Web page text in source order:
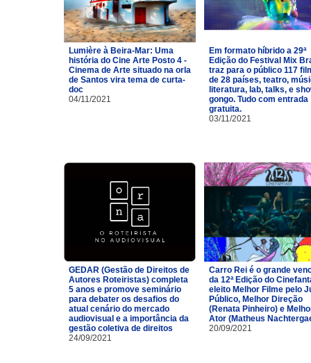
Lumière à Beira-Mar: Uma
história do Cine Arte Posto 4 -
Cinema de Arte situado na orla
de Santos vira tema de curta-
doc
04/11/2021
Em formato híbrido a 29ª
Edição do Festival Mix
traz para o público 117
de 28 países, teatro,
literatura, lab, talks, e
gongo. Tudo com entrada
gratuita.
03/11/2021
GEDAR (Gestão de Direitos de
Autores Roteiristas) completa
5 anos e promove seminário
para debater os desafios do
atual cenário do mercado
audiovisual e a importância da
gestão coletiva de direitos
24/09/2021
Carro Rei é o grande
da 12ª Edição do
eleito Melhor Filme pelo
Público, Melhor Direção
(Renata Pinheiro) e
Ator (Matheus
20/09/2021